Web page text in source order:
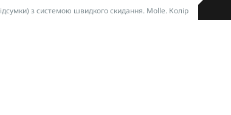
з системою швидкого скидання. Molle. Колір